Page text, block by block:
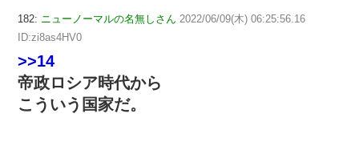
182: ニューノーマルの名無しさん 2022/06/09(木) 06:25:56.16
ID:zi8as4HV0
>>14
帝政ロシア時代から
こういう国家だ。